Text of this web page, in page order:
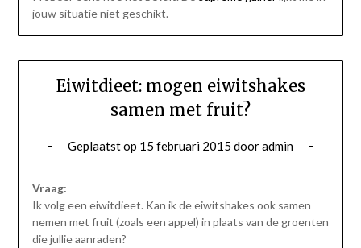
jouw situatie niet geschikt.
Eiwitdieet: mogen eiwitshakes
samen met fruit?
Geplaatst op 15 februari 2015 dooradmin
Vraag:
Ik volg een eiwitdieet. Kan ik de eiwitshakes ook samen
nemen met fruit (zoals een appel) in plaats van de groenten
die jullie aanraden?